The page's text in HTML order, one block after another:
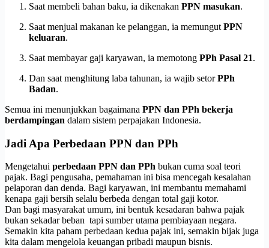
Saat membeli bahan baku, ia dikenakan PPN masukan.
Saat menjual makanan ke pelanggan, ia memungut PPN
keluaran.
Saat membayar gaji karyawan, ia memotong PPh Pasal 21.
Dan saat menghitung laba tahunan, ia wajib setorPPh
Badan.
Semua ini menunjukkan bagaimana PPN dan PPh bekerja
berdampingan dalam sistem perpajakan Indonesia.
Jadi Apa Perbedaan PPN dan PPh
Mengetahui perbedaan PPN dan PPh bukan cuma soal teori
pajak. Bagi pengusaha, pemahaman ini bisa mencegah kesalahan
pelaporan dan denda. Bagi karyawan, ini membantu memahami
kenapa gaji bersih selalu berbeda dengan total gaji kotor.
Dan bagi masyarakat umum, ini bentuk kesadaran bahwa pajak
bukan sekadar beban tapi sumber utama pembiayaan negara.
Semakin kita paham perbedaan kedua pajak ini, semakin bijak juga
kita dalam mengelola keuangan pribadi maupun bisnis.